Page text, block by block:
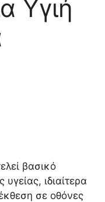
Υγιή
βασικό
ιδιαίτερα
σε οθόνες